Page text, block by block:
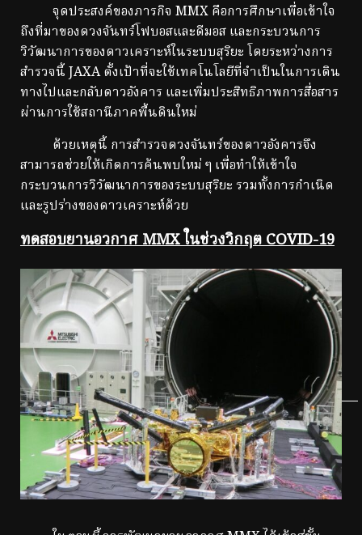
จุดประสงค์ของภารกิจ MMX คือการศึกษาเพื่อเข้าใจ
ถึงที่มาของดวงจันทร์โฟบอสและดีมอส และกระบวนการ
วิวัฒนาการของดาวเคราะห์ในระบบสุริยะ โดยระหว่างการ
สำรวจนี้ JAXA ตั้งเป้าที่จะใช้เทคโนโลยีที่จำเป็นในการเดิน
ทางไปและกลับดาวอังคาร และเพิ่มประสิทธิภาพการสื่อสาร
ผ่านการใช้สถานีภาคพื้นดินใหม่
ด้วยเหตุนี้ การสำรวจดวงจันทร์ของดาวอังคารจึง
สามารถช่วยให้เกิดการค้นพบใหม่ ๆ เพื่อทำให้เข้าใจ
กระบวนการวิวัฒนาการของระบบสุริยะ รวมทั้งการกำเนิด
และรูปร่างของดาวเคราะห์ด้วย
ทดสอบยานอวกาศ MMX ในช่วงวิกฤต COVID-19